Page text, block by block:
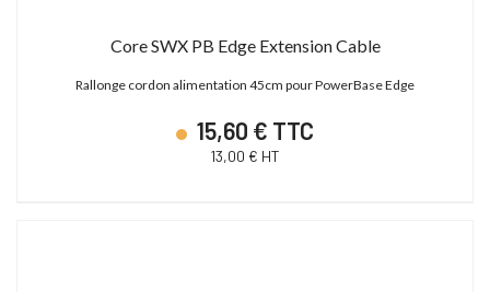
Core SWX PB Edge Extension Cable
Rallonge cordon alimentation 45cm pour PowerBase Edge
15,60 € TTC
13,00 € HT